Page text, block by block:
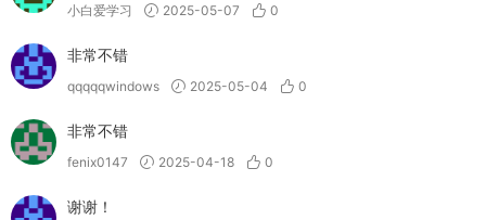
小白爱学习 2025-05-07 0
非常不错
qqqqqwindows 2025-05-04 0
非常不错
fenix0147 2025-04-18 0
谢谢！